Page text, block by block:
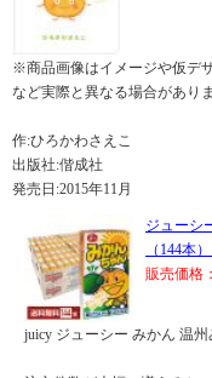
※商品画像はイメージや仮デ
など実際と異なる場合がありま
作:ひろかわさえこ
出版社:偕成社
発売日:2015年11月
ジューシ
（144本
販売価格
juicy ジューシー みかん 温